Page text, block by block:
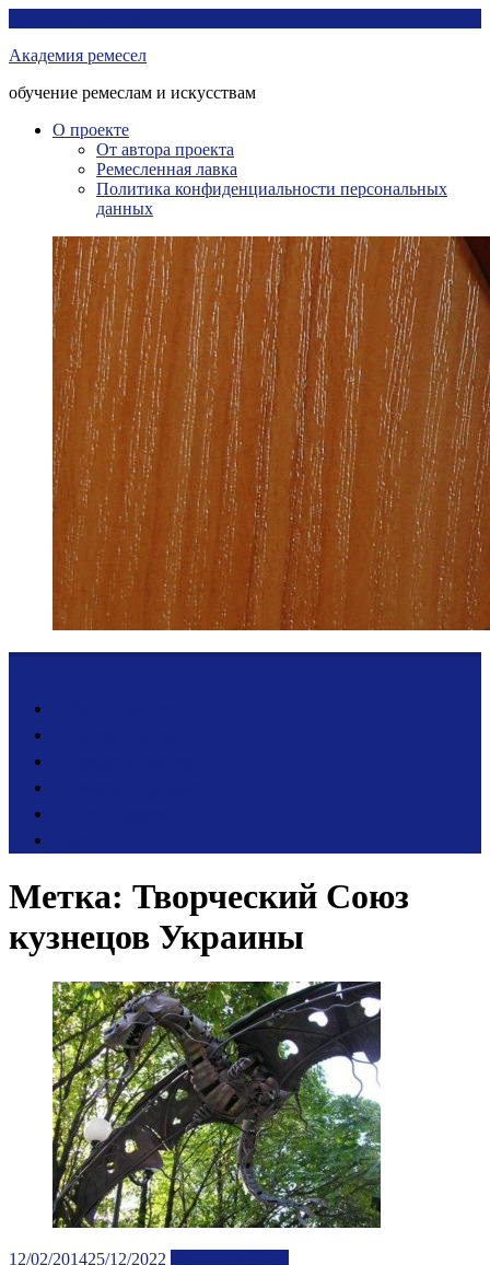
контенту
Академия ремесел
обучение ремеслам и искусствам
О проекте
От автора проекта
Ремесленная лавка
Политика конфиденциальности персональных
данных
Метка: Творческий Союз
кузнецов Украины
Posted
12/02/201425/12/2022